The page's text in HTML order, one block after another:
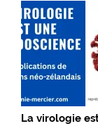
La virologie